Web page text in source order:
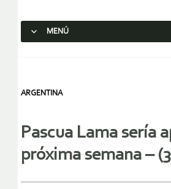
MENÚ
ARGENTINA
Pascua Lama sería
próxima semana –